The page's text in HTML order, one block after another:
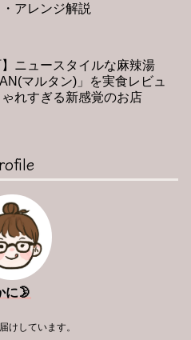
アレンジ解説
】ニュースタイルな麻辣湯
マルタン)」を実食レビュ
れすぎる新感覚のお店
に🌛
けしています。